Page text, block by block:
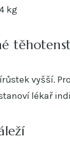
kg
vyšší.
lékař